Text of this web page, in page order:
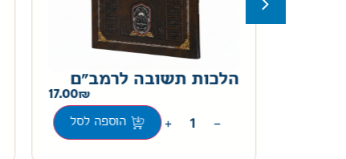
הלכות תשובה לרמב"ם
17.00
−
+ הוספה לסל